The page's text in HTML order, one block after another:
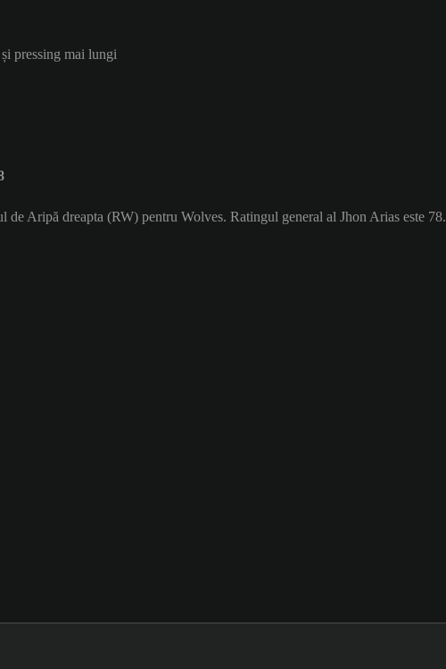
pressing mai lungi
Aripă dreapta (RW) pentru Wolves. Ratingul general al Jhon Arias este 78.